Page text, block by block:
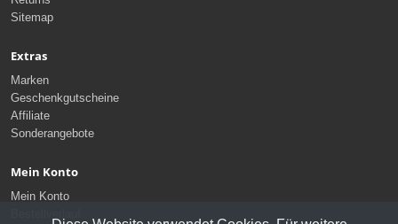
Sitemap
Extras
Marken
Geschenkgutscheine
Affiliate
Sonderangebote
Mein Konto
Mein Konto